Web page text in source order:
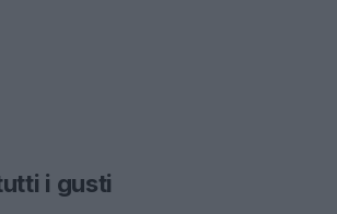
i gusti